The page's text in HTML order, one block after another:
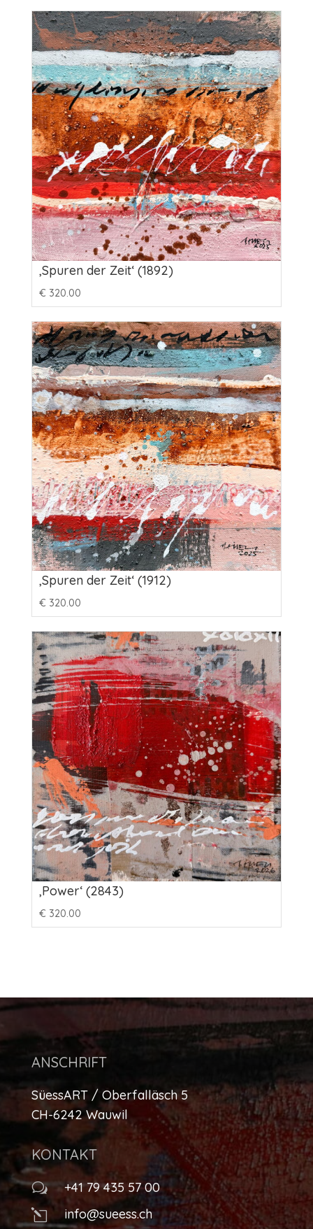
‚Spuren der Zeit‘ (1892)
€ 320.00
‚Spuren der Zeit‘ (1912)
€ 320.00
‚Power‘ (2843)
€ 320.00
ANSCHRIFT
SüessART / Oberfalläsch 5
CH-6242 Wauwil
KONTAKT
w +41 79 435 57 00
l info@sueess.ch